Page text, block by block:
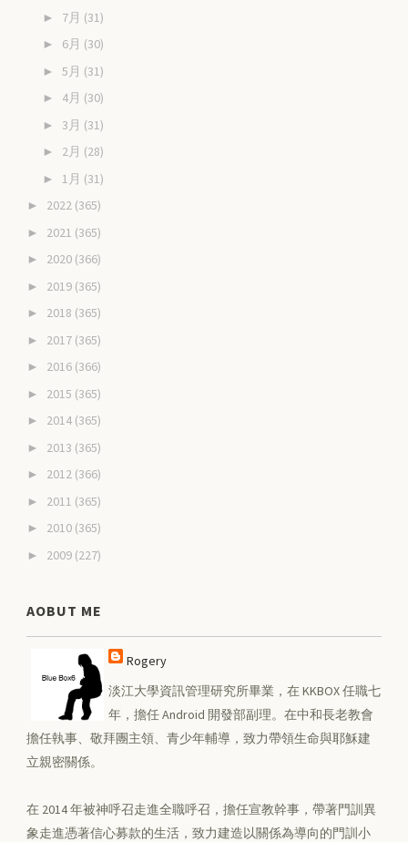
► 7月 (31)
► 6月 (30)
► 5月 (31)
► 4月 (30)
► 3月 (31)
► 2月 (28)
► 1月 (31)
► 2022 (365)
► 2021 (365)
► 2020 (366)
► 2019 (365)
► 2018 (365)
► 2017 (365)
► 2016 (366)
► 2015 (365)
► 2014 (365)
► 2013 (365)
► 2012 (366)
► 2011 (365)
► 2010 (365)
► 2009 (227)
AOBUT ME
Rogery
淡江大學資訊管理研究所畢業，在 KKBOX 任職七
年，擔任 Android 開發部副理。在中和長老教會
擔任執事、敬拜團主領、青少年輔導，致力帶領生命與耶穌建
立親密關係。
在 2014 年被神呼召走進全職呼召，擔任宣教幹事，帶著門訓異
象走進憑著信心募款的生活，致力建造以關係為導向的門訓小